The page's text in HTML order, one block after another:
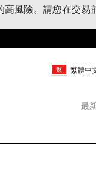
風險。請您在交易
繁體中
最